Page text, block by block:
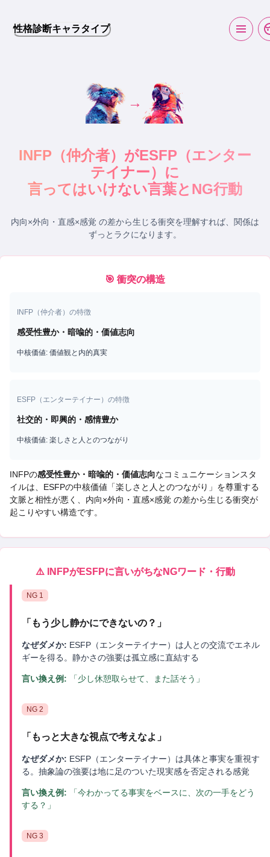
性格診断キャラタイプ
→
INFP （仲介者）がESFP （エンター
テイナー）に
言ってはいけない言葉とNG行動
内向×外向・直感×感覚 の差から生じる衝突を理解すれば、関係は
ずっとラクになります。
🎯 衝突の構造
INFP （仲介者）の特徴
感受性豊か・暗喩的・価値志向
中核価値: 価値観と内的真実
ESFP （ エンターテイナー ）の特徴
社交的・即興的・感情豊か
中核価値: 楽しさと人とのつながり
INFPの感受性豊か・暗喩的・価値志向なコミュニケーションスタ
イルは、 ESFPの中核価値「楽しさと人とのつながり 」を尊重する
文脈と相性が悪く、 内向×外向・直感×感覚 の差から生じる衝突が
起こりやすい構造です。
⚠️ INFPがESFPに言いがちなNGワード・行動
NG 1
「 もう少し静かにできないの？ 」
なぜダメか: ESFP（エンターテイナー）は人との交流でエネル
ギーを得る。静かさの強要は孤立感に直結する
言い換え例: 「少し休憩取らせて、また話そう」
NG 2
「 もっと大きな視点で考えなよ 」
なぜダメか: ESFP（エンターテイナー）は具体と事実を重視す
る。抽象論の強要は地に足のついた現実感を否定される感覚
言い換え例:
「今わかってる事実をベースに、次の一手をどう
する？」
NG 3